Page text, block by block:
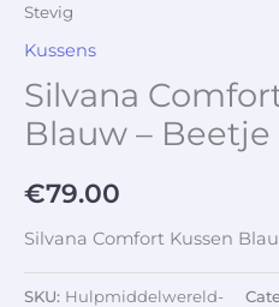
Stevig
Kussens
Silvana
Blauw – Beetje
€79.00
Silvana Comfort Kussen
SKU: Hulpmiddelwereld-